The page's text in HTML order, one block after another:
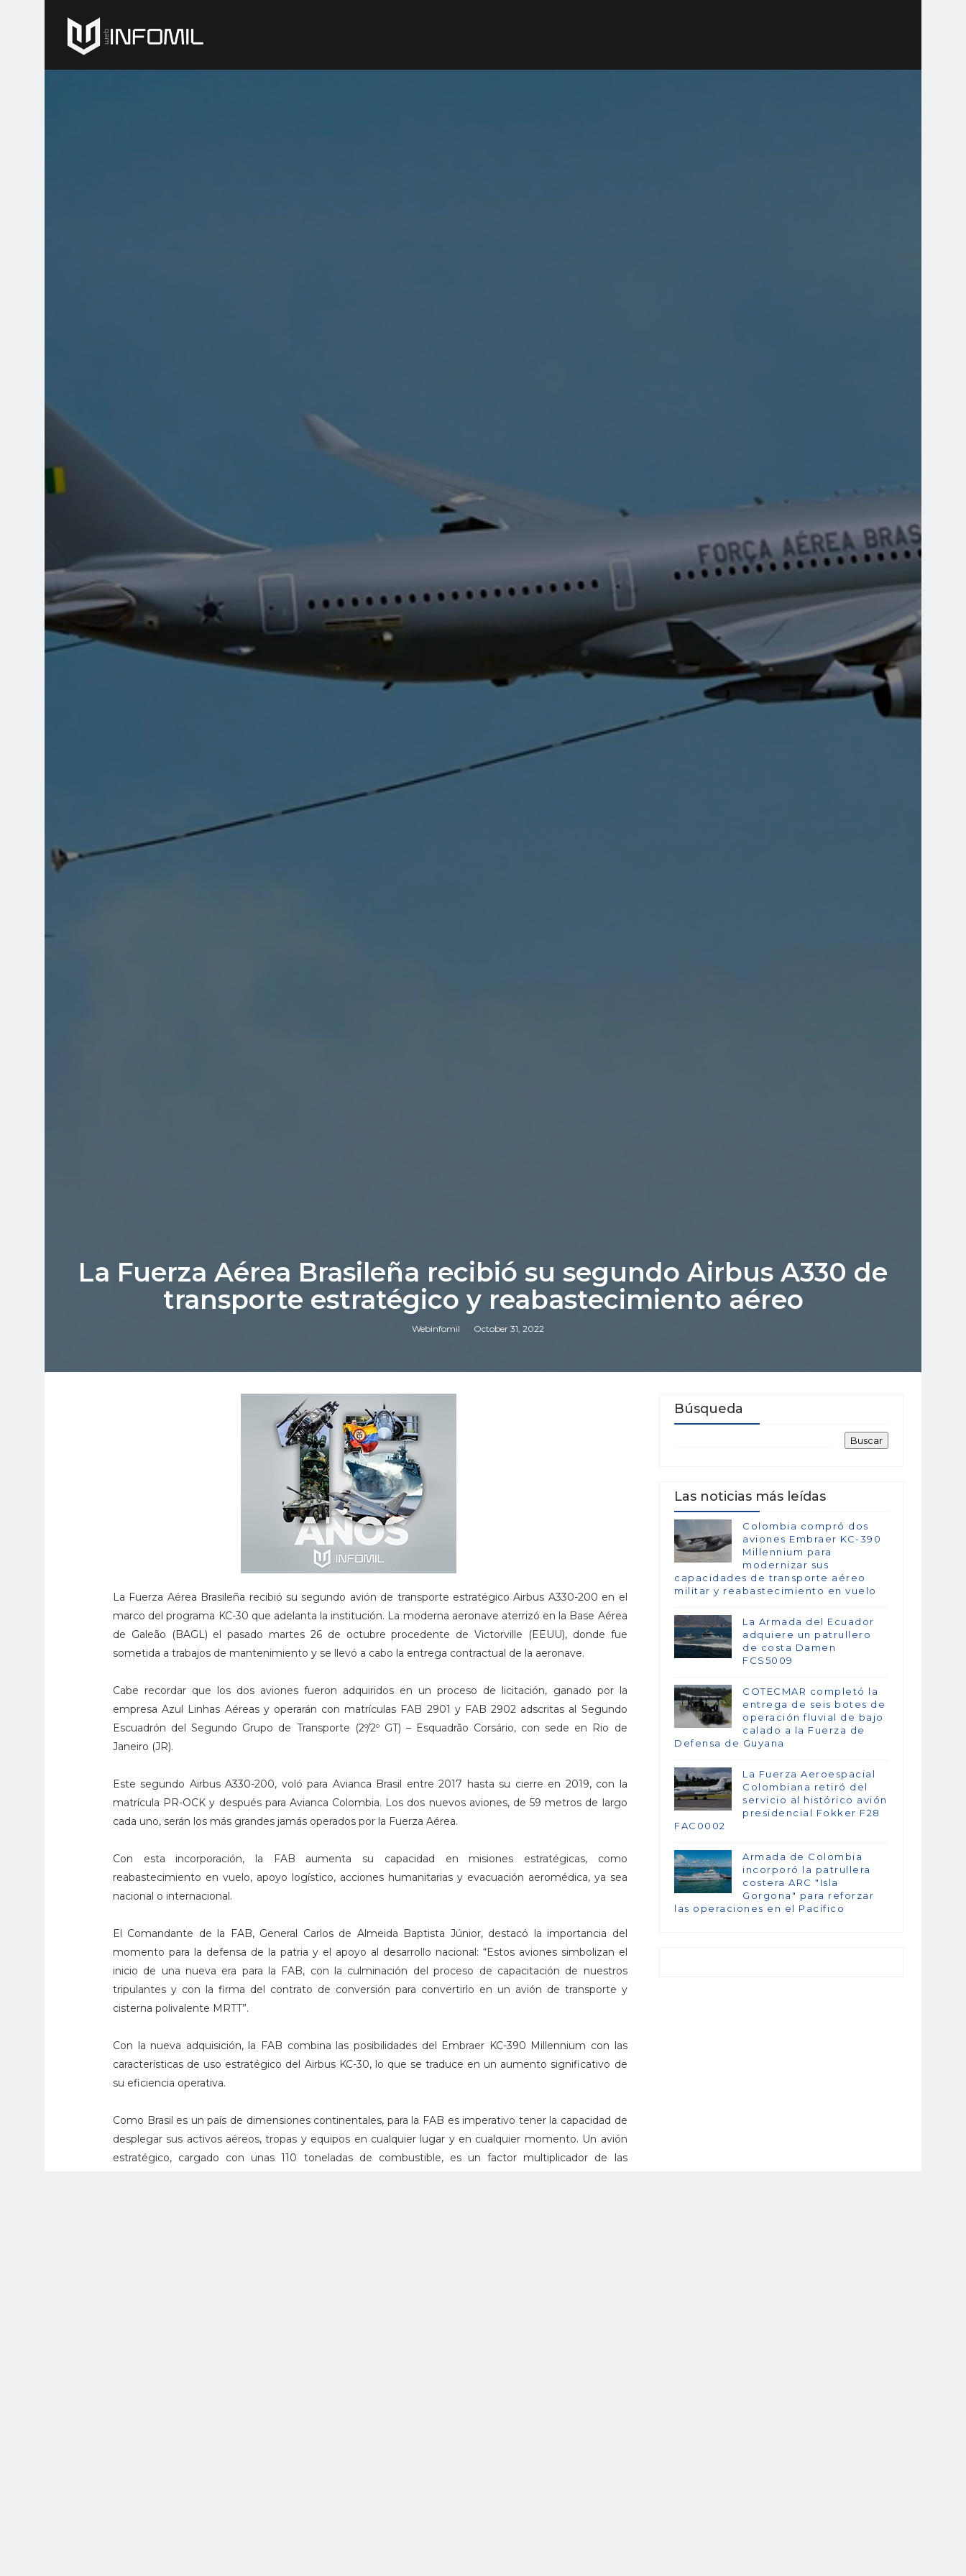
La Fuerza Aérea Brasileña recibió su segundo Airbus A330 de
transporte estratégico y reabastecimiento aéreo
Webinfomil October 31, 2022
La Fuerza Aérea Brasileña recibió su segundo avión de transporte estratégico Airbus A330-200 en el
marco del programa KC-30 que adelanta la institución. La moderna aeronave aterrizó en la Base Aérea
de Galeão (BAGL) el pasado martes 26 de octubre procedente de Victorville (EEUU), donde fue
sometida a trabajos de mantenimiento y se llevó a cabo la entrega contractual de la aeronave.
Cabe recordar que los dos aviones fueron adquiridos en un proceso de licitación, ganado por la
empresa Azul Linhas Aéreas y operarán con matrículas FAB 2901 y FAB 2902 adscritas al Segundo
Escuadrón del Segundo Grupo de Transporte (2º/2º GT) – Esquadrão Corsário, con sede en Rio de
Janeiro (JR).
Este segundo Airbus A330-200, voló para Avianca Brasil entre 2017 hasta su cierre en 2019, con la
matrícula PR-OCK y después para Avianca Colombia. Los dos nuevos aviones, de 59 metros de largo
cada uno, serán los más grandes jamás operados por la Fuerza Aérea.
Con esta incorporación, la FAB aumenta su capacidad en misiones estratégicas, como
reabastecimiento en vuelo, apoyo logístico, acciones humanitarias y evacuación aeromédica, ya sea
nacional o internacional.
El Comandante de la FAB, General Carlos de Almeida Baptista Júnior, destacó la importancia del
momento para la defensa de la patria y el apoyo al desarrollo nacional: “Estos aviones simbolizan el
inicio de una nueva era para la FAB, con la culminación del proceso de capacitación de nuestros
tripulantes y con la firma del contrato de conversión para convertirlo en un avión de transporte y
cisterna polivalente MRTT”.
Con la nueva adquisición, la FAB combina las posibilidades del Embraer KC-390 Millennium con las
características de uso estratégico del Airbus KC-30, lo que se traduce en un aumento significativo de
su eficiencia operativa.
Como Brasil es un país de dimensiones continentales, para la FAB es imperativo tener la capacidad de
desplegar sus activos aéreos, tropas y equipos en cualquier lugar y en cualquier momento. Un avión
estratégico, cargado con unas 110 toneladas de combustible, es un factor multiplicador de las
Búsqueda
Las noticias más leídas
Colombia compró dos
aviones Embraer KC-390
Millennium para
modernizar sus
capacidades de transporte aéreo
militar y reabastecimiento en vuelo
La Armada del Ecuador
adquiere un patrullero
de costa Damen
FCS5009
COTECMAR completó la
entrega de seis botes de
operación fluvial de bajo
calado a la Fuerza de
Defensa de Guyana
La Fuerza Aeroespacial
Colombiana retiró del
servicio al histórico avión
presidencial Fokker F28
FAC0002
Armada de Colombia
incorporó la patrullera
costera ARC "Isla
Gorgona" para reforzar
las operaciones en el Pacífico